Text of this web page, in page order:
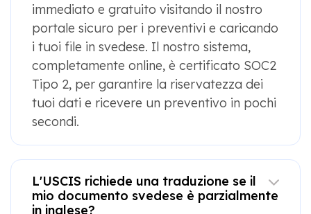
immediato e gratuito visitando il nostro
portale sicuro per i preventivi e caricando
i tuoi file in svedese. Il nostro sistema,
completamente online, è certificato SOC2
Tipo 2, per garantire la riservatezza dei
tuoi dati e ricevere un preventivo in pochi
secondi.
L'USCIS richiede una traduzione se il
mio documento svedese è parzialmente
in inglese?